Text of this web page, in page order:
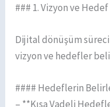
### 1. Vizyon ve
Dijital dönüşüm
vizyon ve hedefler
#### Hedeflerin
– **Kısa Vadeli